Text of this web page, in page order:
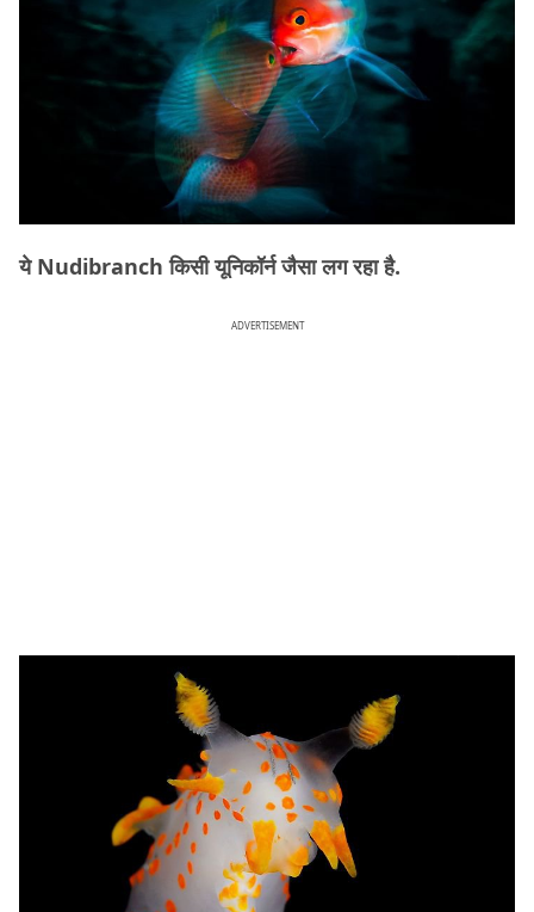
ये Nudibranch किसी यूनिकॉर्न जैसा लग रहा है.
ADVERTISEMENT